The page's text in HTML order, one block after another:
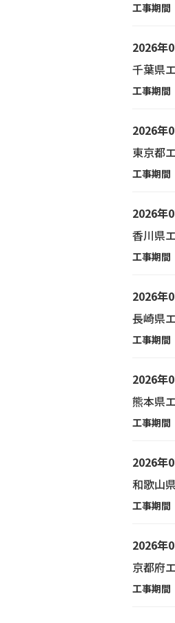
工事期間
2026年
千葉県
工事期間
2026年
東京都
工事期間
2026年
香川県
工事期間
2026年
長崎県
工事期間
2026年
熊本県
工事期間
2026年
和歌山
工事期間
2026年
京都府
工事期間